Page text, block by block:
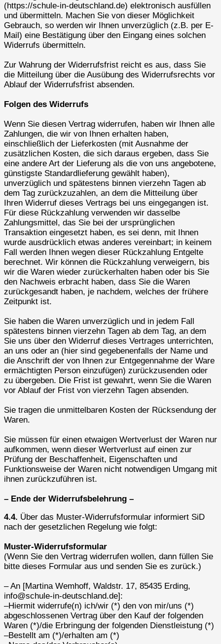
(https://schule-in-deutschland.de) elektronisch ausfüllen
und übermitteln. Machen Sie von dieser Möglichkeit
Gebrauch, so werden wir Ihnen unverzüglich (z.B. per E-
Mail) eine Bestätigung über den Eingang eines solchen
Widerrufs übermitteln.
Zur Wahrung der Widerrufsfrist reicht es aus, dass Sie
die Mitteilung über die Ausübung des Widerrufsrechts vor
Ablauf der Widerrufsfrist absenden.
Folgen des Widerrufs
Wenn Sie diesen Vertrag widerrufen, haben wir Ihnen alle
Zahlungen, die wir von Ihnen erhalten haben,
einschließlich der Lieferkosten (mit Ausnahme der
zusätzlichen Kosten, die sich daraus ergeben, dass Sie
eine andere Art der Lieferung als die von uns angebotene,
günstigste Standardlieferung gewählt haben),
unverzüglich und spätestens binnen vierzehn Tagen ab
dem Tag zurückzuzahlen, an dem die Mitteilung über
Ihren Widerruf dieses Vertrags bei uns eingegangen ist.
Für diese Rückzahlung verwenden wir dasselbe
Zahlungsmittel, das Sie bei der ursprünglichen
Transaktion eingesetzt haben, es sei denn, mit Ihnen
wurde ausdrücklich etwas anderes vereinbart; in keinem
Fall werden Ihnen wegen dieser Rückzahlung Entgelte
berechnet. Wir können die Rückzahlung verweigern, bis
wir die Waren wieder zurückerhalten haben oder bis Sie
den Nachweis erbracht haben, dass Sie die Waren
zurückgesandt haben, je nachdem, welches der frühere
Zeitpunkt ist.
Sie haben die Waren unverzüglich und in jedem Fall
spätestens binnen vierzehn Tagen ab dem Tag, an dem
Sie uns über den Widerruf dieses Vertrages unterrichten,
an uns oder an (hier sind gegebenenfalls der Name und
die Anschrift der von Ihnen zur Entgegennahme der Ware
ermächtigten Person einzufügen) zurückzusenden oder
zu übergeben. Die Frist ist gewahrt, wenn Sie die Waren
vor Ablauf der Frist von vierzehn Tagen absenden.
Sie tragen die unmittelbaren Kosten der Rücksendung der
Waren.
Sie müssen für einen etwaigen Wertverlust der Waren nur
aufkommen, wenn dieser Wertverlust auf einen zur
Prüfung der Beschaffenheit, Eigenschaften und
Funktionsweise der Waren nicht notwendigen Umgang mit
ihnen zurückzuführen ist.
– Ende der Widerrufsbelehrung –
4.4. Über das Muster-Widerrufsformular informiert SiD
nach der gesetzlichen Regelung wie folgt:
Muster-Widerrufsformular
(Wenn Sie den Vertrag widerrufen wollen, dann füllen Sie
bitte dieses Formular aus und senden Sie es zurück.)
– An [Martina Wemhoff, Waldstr. 17, 85435 Erding,
info@schule-in-deutschland.de]:
–Hiermit widerrufe(n) ich/wir (*) den von mir/uns (*)
abgeschlossenen Vertrag über den Kauf der folgenden
Waren (*)/die Erbringung der folgenden Dienstleistung (*)
–Bestellt am (*)/erhalten am (*)